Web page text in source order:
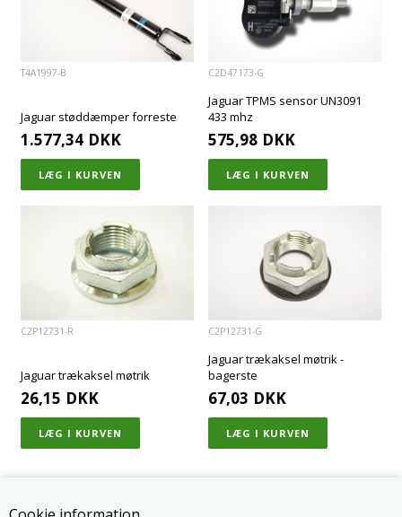
T4A1997-B
Jaguar støddæmper forreste
1.577,34 DKK
C2D47173-G
Jaguar TPMS sensor UN3091
433 mhz
575,98 DKK
C2P12731-R
Jaguar trækaksel møtrik
26,15 DKK
C2P12731-G
Jaguar trækaksel møtrik -
bagerste
67,03 DKK